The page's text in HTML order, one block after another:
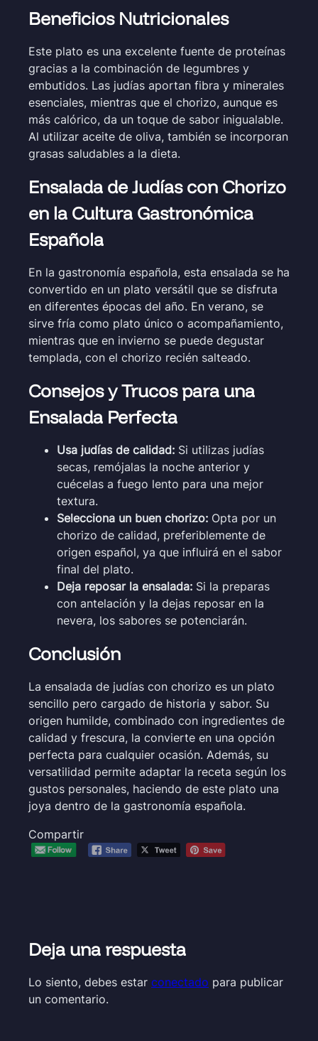
Beneficios Nutricionales
Este plato es una excelente fuente de proteínas
gracias a la combinación de legumbres y
embutidos. Las judías aportan fibra y minerales
esenciales, mientras que el chorizo, aunque es
más calórico, da un toque de sabor inigualable.
Al utilizar aceite de oliva, también se incorporan
grasas saludables a la dieta.
Ensalada de Judías con Chorizo
en la Cultura Gastronómica
Española
En la gastronomía española, esta ensalada se ha
convertido en un plato versátil que se disfruta
en diferentes épocas del año. En verano, se
sirve fría como plato único o acompañamiento,
mientras que en invierno se puede degustar
templada, con el chorizo recién salteado.
Consejos y Trucos para una
Ensalada Perfecta
Usa judías de calidad: Si utilizas judías
secas, remójalas la noche anterior y
cuécelas a fuego lento para una mejor
textura.
Selecciona un buen chorizo: Opta por un
chorizo de calidad, preferiblemente de
origen español, ya que influirá en el sabor
final del plato.
Deja reposar la ensalada: Si la preparas
con antelación y la dejas reposar en la
nevera, los sabores se potenciarán.
Conclusión
La ensalada de judías con chorizo es un plato
sencillo pero cargado de historia y sabor. Su
origen humilde, combinado con ingredientes de
calidad y frescura, la convierte en una opción
perfecta para cualquier ocasión. Además, su
versatilidad permite adaptar la receta según los
gustos personales, haciendo de este plato una
joya dentro de la gastronomía española.
Compartir
Deja una respuesta
Lo siento, debes estar conectado para publicar
un comentario.